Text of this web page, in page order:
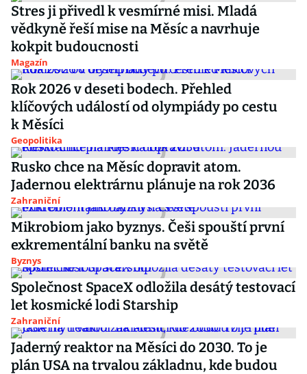
Stres ji přivedl k vesmírné misi. Mladá
vědkyně řeší mise na Měsíc a navrhuje
kokpit budoucnosti
Magazín
Rok 2026 v deseti bodech. Přehled
klíčových událostí od olympiády po cestu
k Měsíci
Geopolitika
Rusko chce na Měsíc dopravit atom.
Jadernou elektrárnu plánuje na rok 2036
Zahraniční
Mikrobiom jako byznys. Češi spouští první
exkrementální banku na světě
Byznys
Společnost SpaceX odložila desátý testovací
let kosmické lodi Starship
Zahraniční
Jaderný reaktor na Měsíci do 2030. To je
plán USA na trvalou základnu, kde budou